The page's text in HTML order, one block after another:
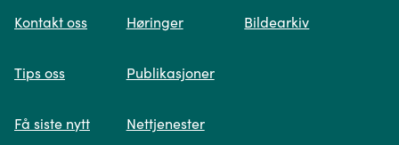
søk og viser deg vår mest relevante
Kontakt oss
Tips oss
Få siste nytt
Høringer
Publikasjoner
Nettjenester
Bildearkiv